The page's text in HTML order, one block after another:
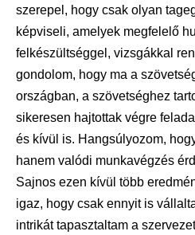
szerepel, hogy csak olyan
képviseli, amelyek megfelelő
felkészültséggel, vizsgákkal
gondolom, hogy ma a
országban, a szövetséghez
sikeresen hajtottak végre
és kívül is. Hangsúlyozom,
hanem valódi munkavégzés
Sajnos ezen kívül több
igaz, hogy csak ennyit is
intrikát tapasztaltam a